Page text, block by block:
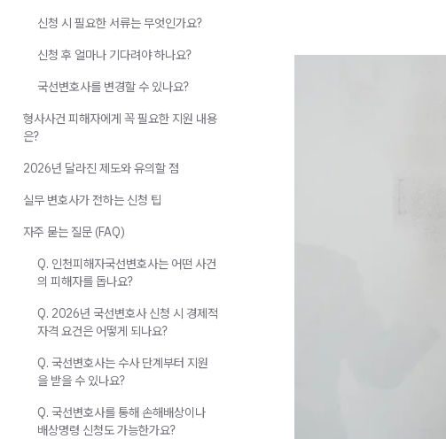
신청 시 필요한 서류는 무엇인가요?
신청 후 얼마나 기다려야 하나요?
국선변호사를 변경할 수 있나요?
형사사건 피해자에게 꼭 필요한 지원 내용
은?
2026년 달라진 제도와 유의할 점
실무 변호사가 전하는 신청 팁
자주 묻는 질문 (FAQ)
Q. 인천피해자국선변호사는 어떤 사건
의 피해자를 돕나요?
Q. 2026년 국선변호사 신청 시 경제적
자격 요건은 어떻게 되나요?
Q. 국선변호사는 수사 단계부터 지원
을 받을 수 있나요?
Q. 국선변호사를 통해 손해배상이나
배상명령 신청도 가능한가요?